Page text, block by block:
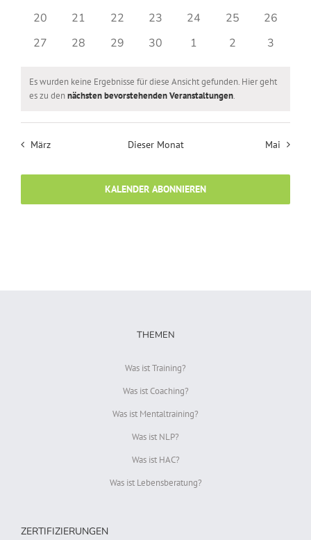
0
20
0
21
0
22
0
23
0
24
0
25
0
26
0
27
0
28
0
29
0
30
0
1
0
2
0
3
Hinweis
Es wurden keine Ergebnisse für diese Ansicht gefunden. Hier geht
es zu dennächsten bevorstehenden Veranstaltungen.
März Dieser Monat Mai
KALENDER ABONNIEREN
THEMEN
Was ist Training?
Was ist Coaching?
Was ist Mentaltraining?
Was ist NLP?
Was ist HAC?
Was ist Lebensberatung?
ZERTIFIZIERUNGEN